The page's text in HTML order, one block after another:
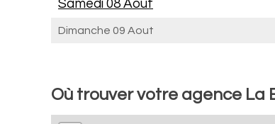
Samedi 08 Aout
Dimanche 09 Aout
Où trouver votre agence La